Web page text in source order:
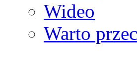
Wideo
Warto